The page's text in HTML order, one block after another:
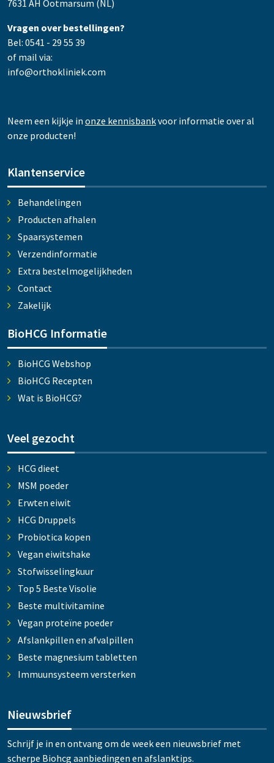
7631 AH Ootmarsum (NL)
Vragen over bestellingen?
Bel: 0541 - 29 55 39
of mail via:
info@orthokliniek.com
Neem een kijkje in onze kennisbankvoor informatie over al
onze producten!
Klantenservice
Behandelingen
Producten afhalen
Spaarsystemen
Verzendinformatie
Extra bestelmogelijkheden
Contact
Zakelijk
BioHCG Informatie
BioHCG Webshop
BioHCG Recepten
Wat is BioHCG?
Veel gezocht
HCG dieet
MSM poeder
Erwten eiwit
HCG Druppels
Probiotica kopen
Vegan eiwitshake
Stofwisselingkuur
Top 5 Beste Visolie
Beste multivitamine
Vegan proteïne poeder
Afslankpillen en afvalpillen
Beste magnesium tabletten
Immuunsysteem versterken
Nieuwsbrief
Schrijf je in en ontvang om de week een nieuwsbrief met
scherpe Biohcg aanbiedingen en afslanktips.